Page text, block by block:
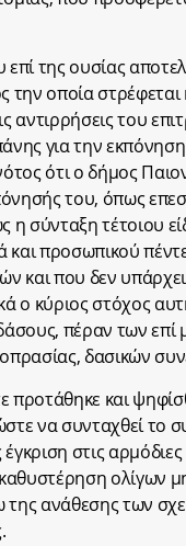
επί της ουσίας
την οποία
αντιρρήσεις του
για την
ότι ο δήμος
του, όπως
η σύνταξη τέτοιου
προσωπικού
και που δεν
ο κύριος στόχος
πέραν των
δασικών
προτάθηκε και
να συνταχθεί το
στις
ολίγων
ανάθεσης των